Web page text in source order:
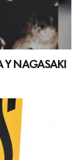
Y NAGASAKI